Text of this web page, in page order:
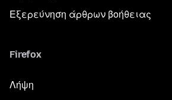
Εξερεύνηση άρθρων βοήθειας
Firefox
Λήψη